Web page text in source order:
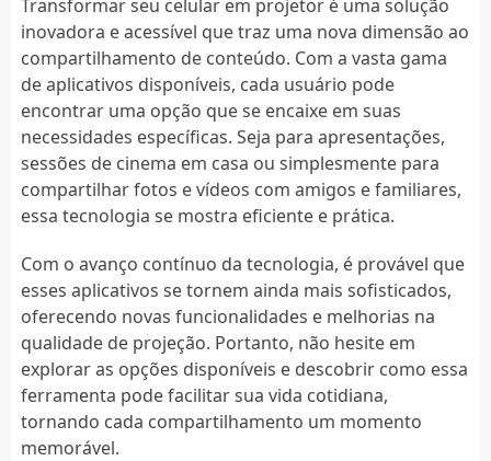
Transformar seu celular em projetor é uma solução
inovadora e acessível que traz uma nova dimensão ao
compartilhamento de conteúdo. Com a vasta gama
de aplicativos disponíveis, cada usuário pode
encontrar uma opção que se encaixe em suas
necessidades específicas. Seja para apresentações,
sessões de cinema em casa ou simplesmente para
compartilhar fotos e vídeos com amigos e familiares,
essa tecnologia se mostra eficiente e prática.
Com o avanço contínuo da tecnologia, é provável que
esses aplicativos se tornem ainda mais sofisticados,
oferecendo novas funcionalidades e melhorias na
qualidade de projeção. Portanto, não hesite em
explorar as opções disponíveis e descobrir como essa
ferramenta pode facilitar sua vida cotidiana,
tornando cada compartilhamento um momento
memorável.